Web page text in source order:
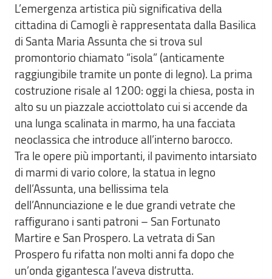
L’emergenza artistica più significativa della
cittadina di Camogli è rappresentata dalla Basilica
di Santa Maria Assunta che si trova sul
promontorio chiamato “isola” (anticamente
raggiungibile tramite un ponte di legno). La prima
costruzione risale al 1200: oggi la chiesa, posta in
alto su un piazzale acciottolato cui si accende da
una lunga scalinata in marmo, ha una facciata
neoclassica che introduce all’interno barocco.
Tra le opere più importanti, il pavimento intarsiato
di marmi di vario colore, la statua in legno
dell’Assunta, una bellissima tela
dell’Annunciazione e le due grandi vetrate che
raffigurano i santi patroni – San Fortunato
Martire e San Prospero. La vetrata di San
Prospero fu rifatta non molti anni fa dopo che
un’onda gigantesca l’aveva distrutta.